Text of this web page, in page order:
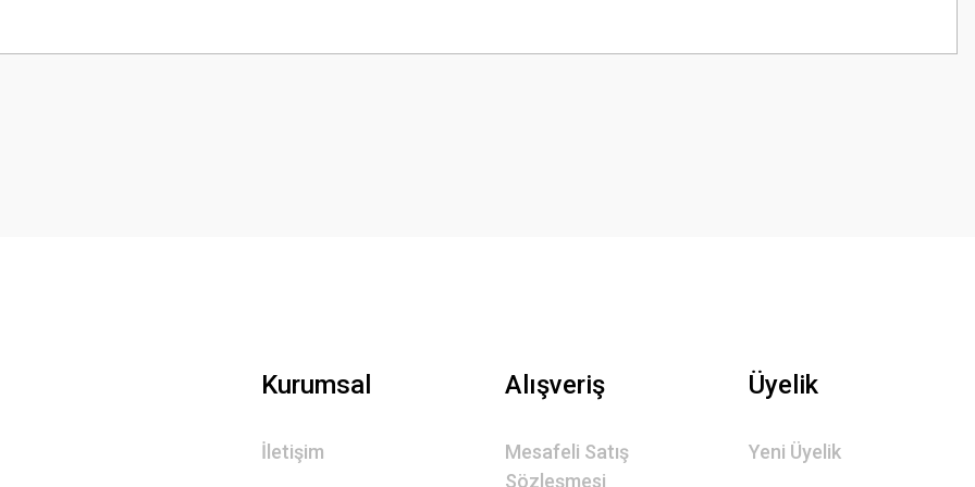
Kurumsal
İletişim
Alışveriş
Mesafeli Satış
Sözleşmesi
Üyelik
Yeni Üyelik